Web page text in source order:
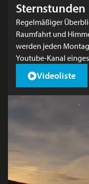
Sternstunden
Regelmäßiger
Raumfahrt und
werden jeden
Youtube-Kanal
Videoliste